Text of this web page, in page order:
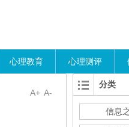
心理教育 心理测评
A-
A+
分类
信息